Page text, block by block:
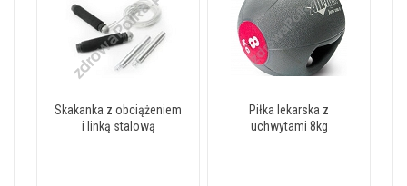
Skakanka z obciążeniem
i linką stalową
Piłka lekarska z
uchwytami 8kg